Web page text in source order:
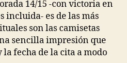
14/15 -con victoria en
incluida- es de las más
son las camisetas
sencilla impresión que
fecha de la cita a modo